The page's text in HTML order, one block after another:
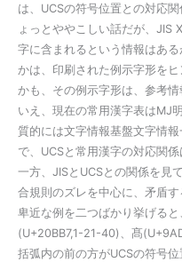
は、UCSの符号位置との対応
ょっとややこしい話だが、JIS
字に含まれるという情報はあ
かは、印刷された例示字形を
かも、その例示字形は、参考
いえ、現在の常用漢字表はMJ
質的には文字情報基盤文字情
で、UCSと常用漢字の対応関係
一方、JISとUCSとの関係を見
合規則のズレを中心に、矛盾す
卑近な例を二つばかり挙げる
(U+20BB7,1-21-40)、髙
括弧内の前の方がUCSの符号